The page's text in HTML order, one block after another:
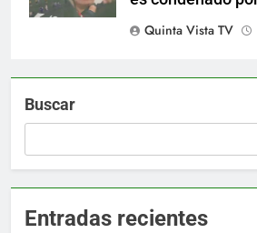
Quinta Vista TV
Buscar
Entradas recientes